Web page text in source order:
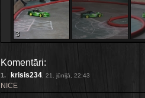
3
3
Komentāri:
1. krisis234 , 21. jūnijā, 22:43
NICE